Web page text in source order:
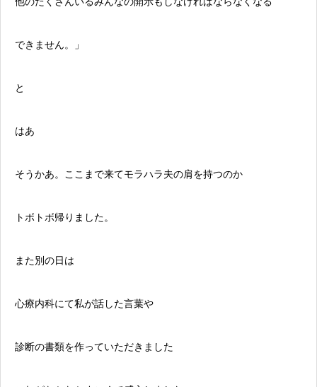
できません。」
と
はあ
そうかあ。ここまで来てモラハラ夫の肩を持つのか
トボトボ帰りました。
また別の日は
心療内科にて私が話した言葉や
診断の書類を作っていただきました